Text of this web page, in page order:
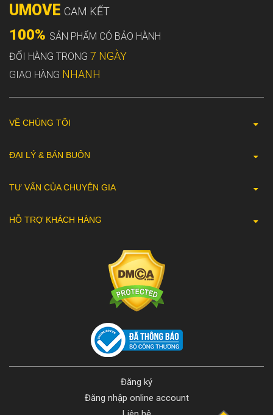
UMOVE CAM KẾT
100% SẢN PHẨM CÓ BẢO HÀNH
ĐỔI HÀNG TRONG 7 NGÀY
GIAO HÀNG NHANH
VỀ CHÚNG TÔI
ĐẠI LÝ & BÁN BUÔN
TƯ VẤN CỦA CHUYÊN GIA
HỖ TRỢ KHÁCH HÀNG
Đăng ký
Đăng nhập online account